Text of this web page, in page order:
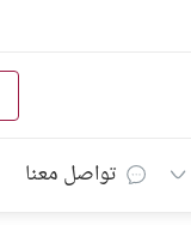
تواصل معنا